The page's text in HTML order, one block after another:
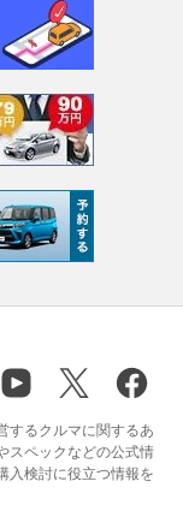
するクルマに関するあ
スペックなどの公式情
入検討に役立つ情報を